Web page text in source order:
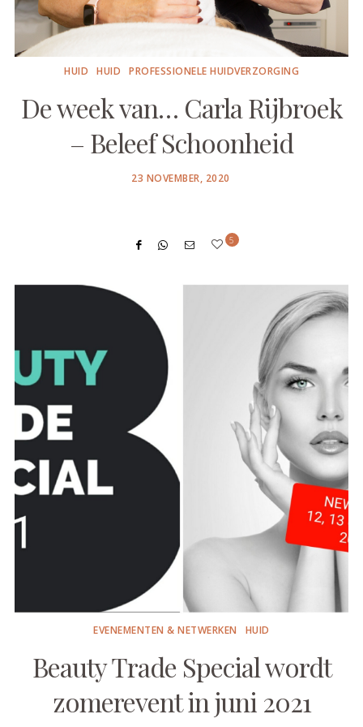
HUID HUID PROFESSIONELE HUIDVERZORGING
De week van… Carla Rijbroek
– Beleef Schoonheid
POSTED
23 NOVEMBER, 2020
5
EVENEMENTEN & NETWERKEN HUID
Beauty Trade Special wordt
zomerevent in juni 2021